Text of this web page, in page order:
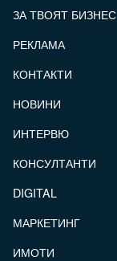
ЗА ТВОЯТ БИЗНЕС
РЕКЛАМА
КОНТАКТИ
НОВИНИ
ИНТЕРВЮ
КОНСУЛТАНТИ
DIGITAL
МАРКЕТИНГ
ИМОТИ